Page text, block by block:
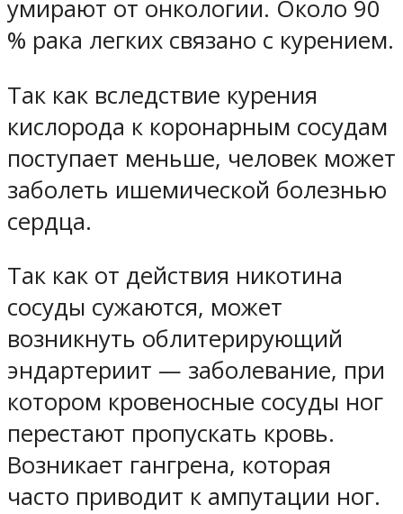
умирают от онкологии. Около 90
% рака легких связано с курением.
Так как вследствие курения
кислорода к коронарным сосудам
поступает меньше, человек может
заболеть ишемической болезнью
сердца.
Так как от действия никотина
сосуды сужаются, может
возникнуть облитерирующий
эндартериит — заболевание, при
котором кровеносные сосуды ног
перестают пропускать кровь.
Возникает гангрена, которая
часто приводит к ампутации ног.